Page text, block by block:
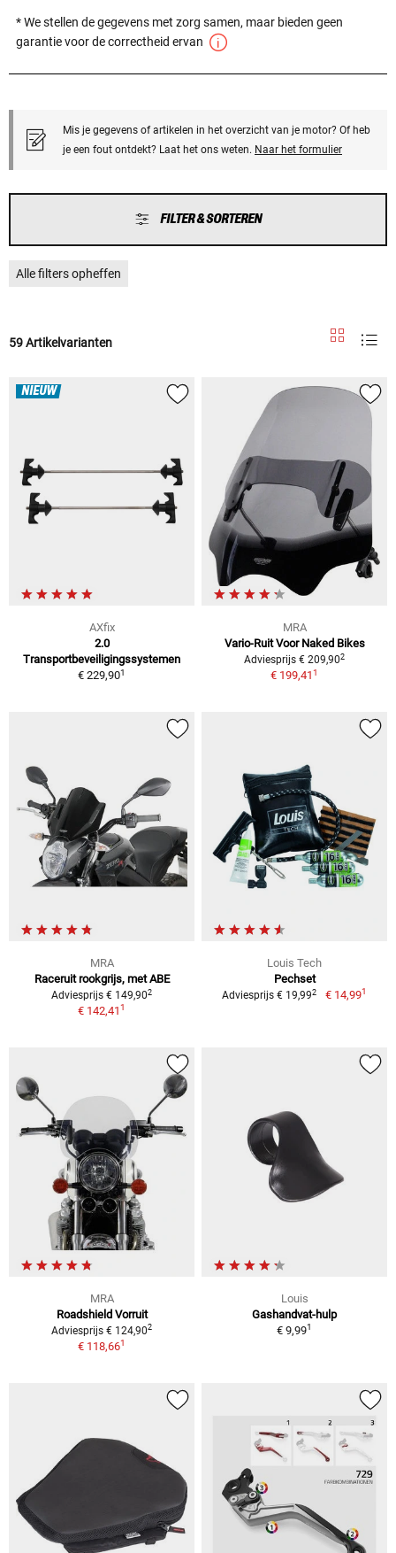
* We stellen de gegevens met zorg samen, maar bieden geen
garantie voor de correctheid ervan
Mis je gegevens of artikelen in het overzicht van je motor? Of heb
je een fout ontdekt? Laat het ons weten. Naar het formulier
FILTER & SORTEREN
Alle filters opheffen
59 Artikelvarianten
NIEUW
AXfix
2.0
Transportbeveiligingssystemen
€ 229,901
MRA
Vario-Ruit Voor Naked Bikes
Adviesprijs € 209,902
€ 199,411
MRA
Raceruit rookgrijs, met ABE
Adviesprijs € 149,902
€ 142,411
Louis Tech
Pechset
Adviesprijs € 19,992 € 14,991
MRA
Roadshield Vorruit
Adviesprijs € 124,902
€ 118,661
Louis
Gashandvat-hulp
€ 9,991